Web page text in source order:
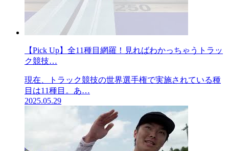
【Pick Up】全11種目網羅！見ればわかっちゃうトラッ
ク競技…
現在、トラック競技の世界選手権で実施されている種
目は11種目。あ…
2025.05.29